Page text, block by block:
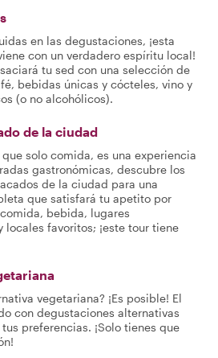
en las degustaciones, ¡esta
con un verdadero espíritu local!
tu sed con una selección de
bebidas únicas y cócteles, vino y
(o no alcohólicos).
de la ciudad
que solo comida, es una experiencia
gastronómicas, descubre los
de la ciudad para una
que satisfará tu apetito por
bebida, lugares
favoritos; ¡este tour tiene
vegetariana? ¡Es posible! El
con degustaciones alternativas
preferencias. ¡Solo tienes que